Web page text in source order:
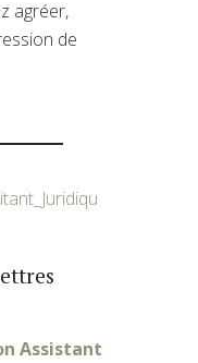
agréer,
de
Assistant